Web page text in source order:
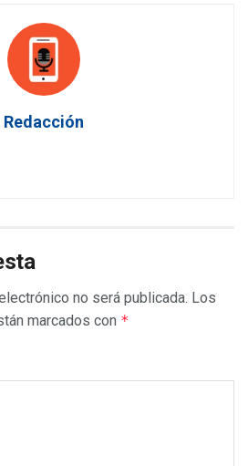
Redacción
no será publicada. Los
marcados con *